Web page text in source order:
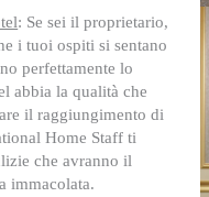
: Se sei il proprietario,
i tuoi ospiti si sentano
perfettamente lo
abbia la qualità che
il raggiungimento di
Home Staff ti
che avranno il
immacolata.